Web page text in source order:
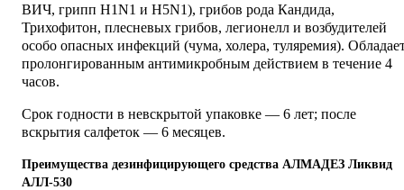
ВИЧ, грипп H1N1 и H5N1), грибов рода Кандида,
Трихофитон, плесневых грибов, легионелл и возбудителей
особо опасных инфекций (чума, холера, туляремия).
пролонгированным антимикробным действием в течение 4
часов.
Срок годности в невскрытой упаковке — 6 лет; после
вскрытия салфеток — 6 месяцев.
Преимущества дезинфицирующего средства АЛМАДЕЗ Ликвид
АЛЛ-530